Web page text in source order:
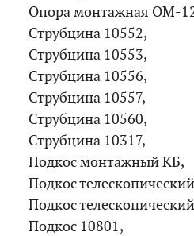
Опора монтажная ОМ-
Струбцина 10552,
Струбцина 10553,
Струбцина 10556,
Струбцина 10557,
Струбцина 10560,
Струбцина 10317,
Подкос монтажный КБ,
Подкос
Подкос
Подкос 10801,